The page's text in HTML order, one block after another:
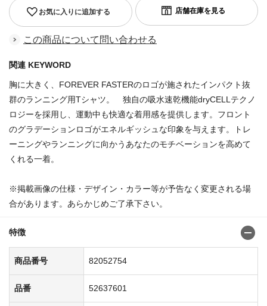
お気に入りに追加する
この商品について問い合わせる
関連 KEYWORD
胸に大きく、FOREVER FASTERのロゴが施されたインパクト抜
群のランニング用Tシャツ。 独自の吸水速乾機能dryCELLテクノ
ロジーを採用し、運動中も快適な着用感を提供します。フロント
のグラデーションロゴがエネルギッシュな印象を与えます。トレ
ーニングやランニングに向かうあなたのモチベーションを高めて
くれる一着。
※掲載画像の仕様・デザイン・カラー等が予告なく変更される場
合があります。あらかじめご了承下さい。
特徴
商品番号 82052754
品番 52637601